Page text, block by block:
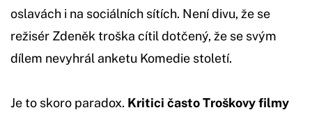
oslavách i na sociálních sítích. Není divu, že se
režisér Zdeněk troška cítil dotčený, že se svým
dílem nevyhrál anketu Komedie století.
Je to skoro paradox. Kritici často Troškovy filmy